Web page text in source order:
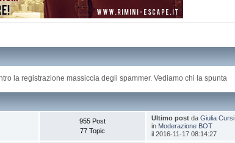
la registrazione massiccia degli spammer. Vediamo chi la spunta
955 Post
77 Topic
Ultimo postda Giulia Cursi
in Moderazione BOT
il 2016-11-17 08:14:27